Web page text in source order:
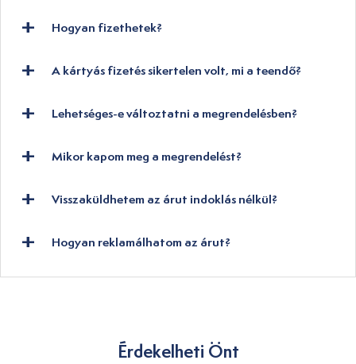
Hogyan fizethetek?
A kártyás fizetés sikertelen volt, mi a teendő?
Lehetséges-e változtatni a megrendelésben?
Mikor kapom meg a megrendelést?
Visszaküldhetem az árut indoklás nélkül?
Hogyan reklamálhatom az árut?
Érdekelheti Önt